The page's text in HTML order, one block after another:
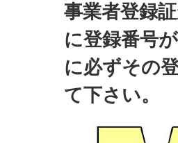
事業者登録
に登録番号
に必ずその
て下さい。